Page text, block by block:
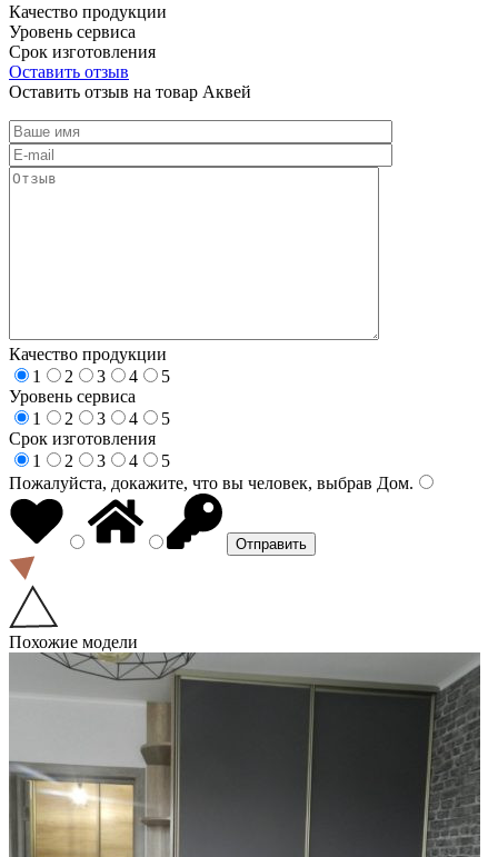
Качество продукции
Уровень сервиса
Срок изготовления
Оставить отзыв
Оставить отзыв на товар Аквей
Качество продукции
1
2 3 4
5
Уровень сервиса
1
2 3 4
5
Срок изготовления
1
2 3 4
5
Пожалуйста, докажите, что вы человек, выбрав Дом.
Похожие модели